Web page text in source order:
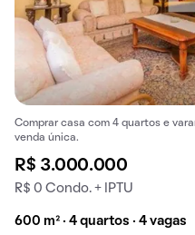
Comprar casa com 4 quartos e
venda única.
R$ 3.000.000
R$ 0 Condo. + IPTU
600 m² · 4 quartos · 4 vagas